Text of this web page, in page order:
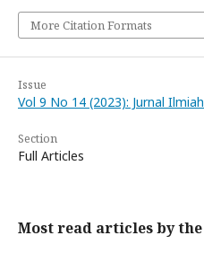
More Citation Formats
Issue
Vol 9 No 14 (2023): Jurnal
Section
Full Articles
Most read articles by